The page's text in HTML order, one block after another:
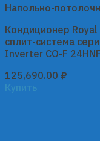
Напольно-
Кондиционер
сплит-система
Inverter CO-F
125,690.00 ₽
Купить